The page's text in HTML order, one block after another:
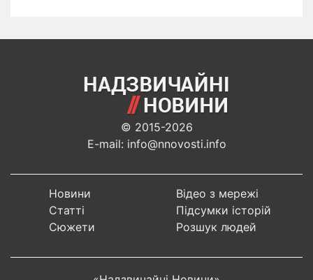
© 2015-2026
E-mail: info@nnovosti.info
Новини
Статті
Сюжети
Відео з мережі
Підсумки історій
Розшук людей